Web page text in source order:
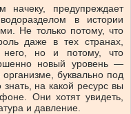
предупреждает
в истории
Не только потому, что
даже в тех странах,
него, но и потому, что
новый уровень —
буквально под
на какой ресурс вы
Они хотят увидеть,
и давление.